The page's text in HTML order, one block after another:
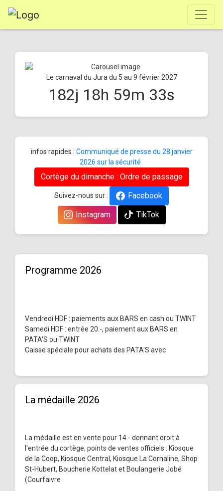
Le carnaval du Jura du 5 au 9 février 2027
182j 18h 59m 33s
infos rapides : Communiqué de presse du 28 janvier
2026 sur la sécurité
Cortège du dimanche : Ordre de passage
Suivez-nous sur :
Facebook
Instagram
TikTok
Programme 2026
Vendredi HDF : paiements aux BARS en cash ou TWINT
Samedi HDF : entrée 20.-, paiement aux BARS en
PATA'S ou TWINT
Caisse spéciale pour achats des PATA'S avec
La médaille 2026
La médaille est en vente pour 14.- donnant droit à
l'entrée du cortège, points de ventes officiels : Kiosque
de la Coop, Kiosque Central, Kiosque La Cornaline, Shop
St-Hubert, Boucherie Kottelat et Boulangerie Jobé
(Courfaivre